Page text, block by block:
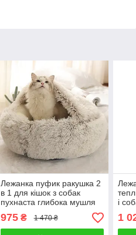
Лежанка пуфик ракушка 2
в 1 для кішок з собак
пухнаста глибока мушля
975₴ 1 470 ₴
і
см,
1